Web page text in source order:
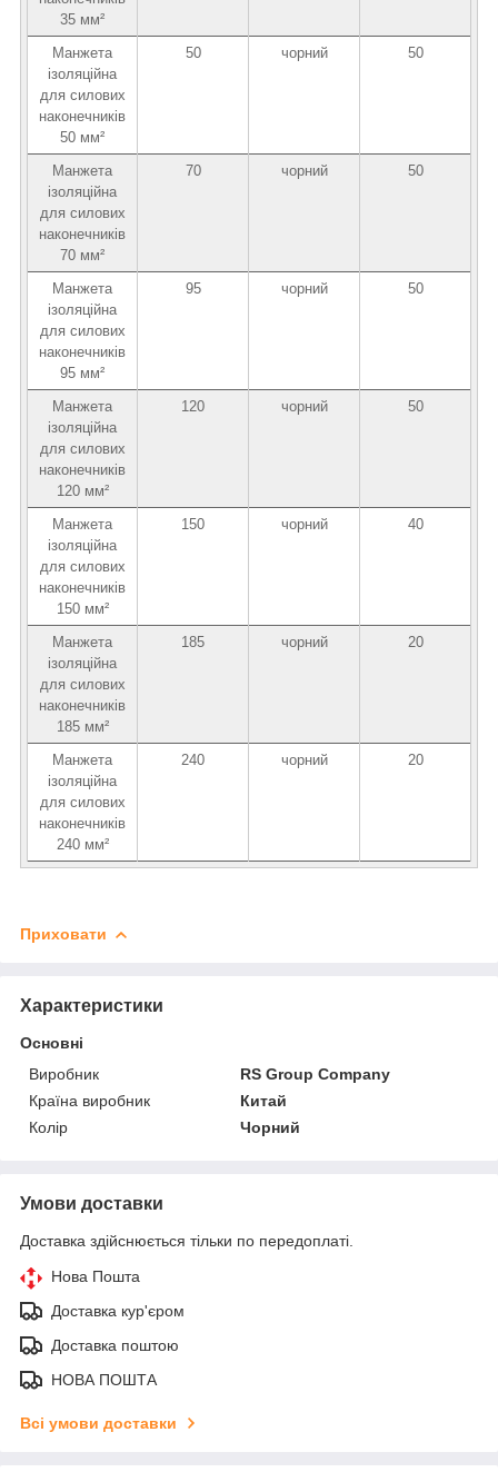
35 мм²
Манжета
ізоляційна
для силових
наконечників
50 мм²
50 чорний 50
Манжета
ізоляційна
для силових
наконечників
70 мм²
70 чорний 50
Манжета
ізоляційна
для силових
наконечників
95 мм²
95 чорний 50
Манжета
ізоляційна
для силових
наконечників
120 мм²
120 чорний 50
Манжета
ізоляційна
для силових
наконечників
150 мм²
150 чорний 40
Манжета
ізоляційна
для силових
наконечників
185 мм²
185 чорний 20
Манжета
ізоляційна
для силових
наконечників
240 мм²
240 чорний 20
Приховати
Характеристики
Основні
Виробник
RS Group Company
Країна виробник
Китай
Колір
Чорний
Умови доставки
Доставка здійснюється тільки по передоплаті.
Нова Пошта
Доставка кур'єром
Доставка поштою
НОВА ПОШТА
Всі умови доставки